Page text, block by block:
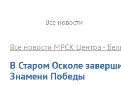
Все новости
В Старом Осколе
Знамени Победы
Все новости МРСК Центра -